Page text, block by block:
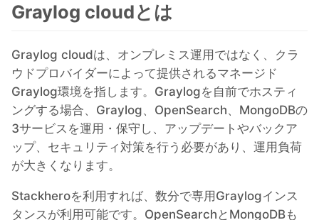
Graylog cloudとは
Graylog cloudは、オンプレミス運用ではなく、クラ
ウドプロバイダーによって提供されるマネージド
Graylog環境を指します。Graylogを自前でホスティ
ングする場合、Graylog、OpenSearch、MongoDBの
3サービスを運用・保守し、アップデートやバックア
ップ、セキュリティ対策を行う必要があり、運用負荷
が大きくなります。
Stackheroを利用すれば、数分で専用Graylogインス
タンスが利用可能です。OpenSearchとMongoDBも